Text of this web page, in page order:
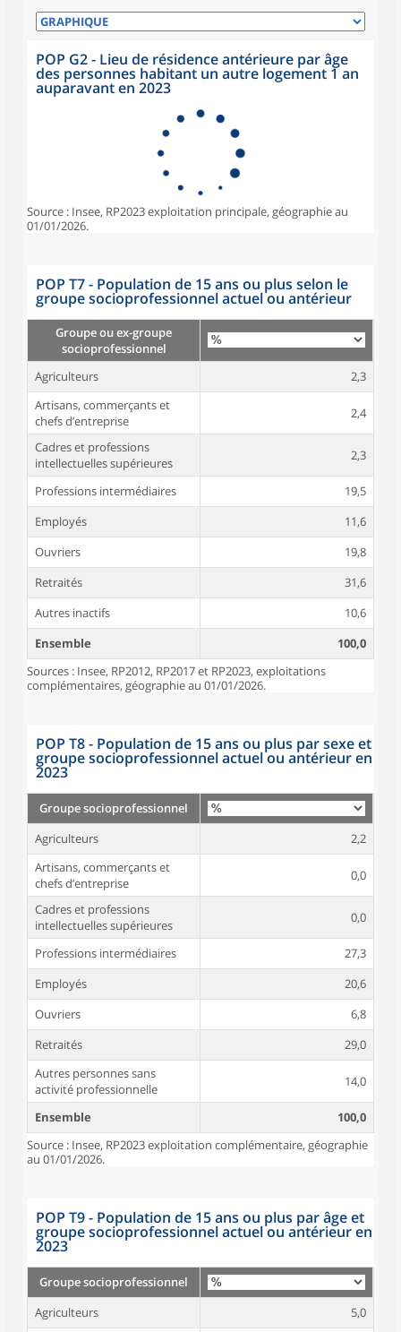
POP G2 - Lieu de résidence antérieure par âge
des personnes habitant un autre logement 1 an
auparavant en 2023
Source : Insee, RP2023 exploitation principale, géographie au
01/01/2026.
POP T7 - Population de 15 ans ou plus selon le
groupe socioprofessionnel actuel ou antérieur
Groupe ou ex-groupe
socioprofessionnel
Agriculteurs
2,3
Artisans, commerçants et
chefs d’entreprise
2,4
Cadres et professions
intellectuelles supérieures
2,3
Professions intermédiaires
19,5
Employés
11,6
Ouvriers
19,8
Retraités
31,6
Autres inactifs
10,6
Ensemble
100,0
Sources : Insee, RP2012, RP2017 et RP2023, exploitations
complémentaires, géographie au 01/01/2026.
POP T8 - Population de 15 ans ou plus par sexe et
groupe socioprofessionnel actuel ou antérieur en
2023
Groupe socioprofessionnel
Agriculteurs
2,2
Artisans, commerçants et
chefs d’entreprise
0,0
Cadres et professions
intellectuelles supérieures
0,0
Professions intermédiaires
27,3
Employés
20,6
Ouvriers
6,8
Retraités
29,0
Autres personnes sans
activité professionnelle
14,0
Ensemble
100,0
Source : Insee, RP2023 exploitation complémentaire, géographie
au 01/01/2026.
POP T9 - Population de 15 ans ou plus par âge et
groupe socioprofessionnel actuel ou antérieur en
2023
Groupe socioprofessionnel
Agriculteurs
5,0